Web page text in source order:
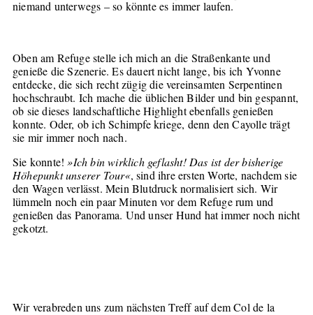
niemand unterwegs – so könnte es immer laufen.
Oben am Refuge stelle ich mich an die Straßenkante und
genieße die Szenerie. Es dauert nicht lange, bis ich Yvonne
entdecke, die sich recht zügig die vereinsamten Serpentinen
hochschraubt. Ich mache die üblichen Bilder und bin gespannt,
ob sie dieses landschaftliche Highlight ebenfalls genießen
konnte. Oder, ob ich Schimpfe kriege, denn den Cayolle trägt
sie mir immer noch nach.
Sie konnte!»Ich bin wirklich geflasht! Das ist der bisherige
Höhepunkt unserer Tour«, sind ihre ersten Worte, nachdem sie
den Wagen verlässt. Mein Blutdruck normalisiert sich. Wir
lümmeln noch ein paar Minuten vor dem Refuge rum und
genießen das Panorama. Und unser Hund hat immer noch nicht
gekotzt.
Wir verabreden uns zum nächsten Treff auf dem Col de la